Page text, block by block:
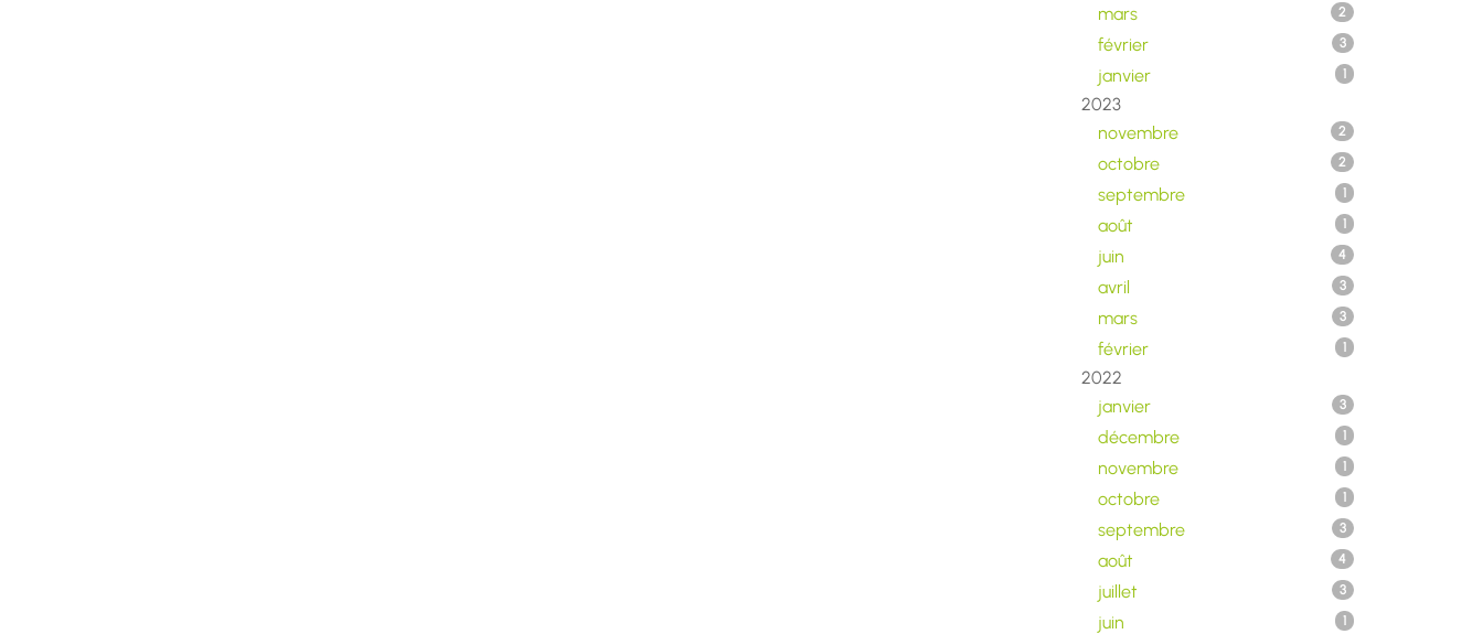
mars 2
février 3
janvier 1
2023
novembre
2
octobre 2
septembre 1
août 1
juin 4
avril 3
mars 3
février 1
2022
janvier
3
décembre 1
novembre 1
octobre 1
septembre 3
août 4
juillet 3
juin 1